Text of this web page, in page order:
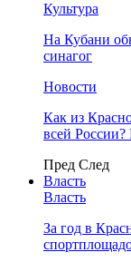
Культура
На Кубани
синагог
Новости
Как из
всей России?
Пред След
Власть
Власть
За год в